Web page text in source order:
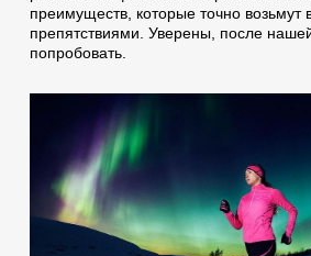
преимуществ, которые точно возьмут
препятствиями. Уверены, после
попробовать.